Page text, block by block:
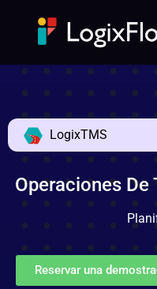
LogixTMS
Operaciones
Reservar una